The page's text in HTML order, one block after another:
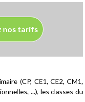
nos tarifs
(CP, CE1, CE2, CM1,
...), les classes du